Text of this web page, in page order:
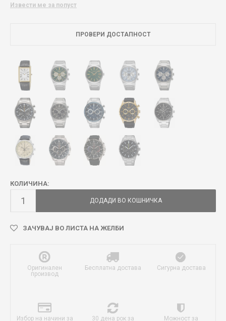
Извести ме за попуст
ПРОВЕРИ ДОСТАПНОСТ
КОЛИЧИНА:
ДОДАДИ ВО КОШНИЧКА
ЗАЧУВАЈ ВО ЛИСТА НА ЖЕЛБИ
Оригинален
производ
Бесплатна достава Сигурна достава
Избор на начини за
30 дена рок за
Можност за